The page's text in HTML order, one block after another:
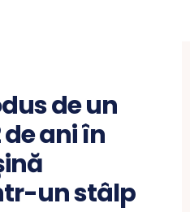
de un
ani în
un stâlp